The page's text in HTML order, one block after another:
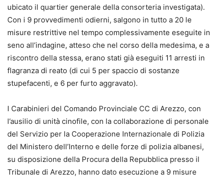
ubicato il quartier generale della consorteria investigata).
Con i 9 provvedimenti odierni, salgono in tutto a 20 le
misure restrittive nel tempo complessivamente eseguite in
seno all’indagine, atteso che nel corso della medesima, e a
riscontro della stessa, erano stati già eseguiti 11 arresti in
flagranza di reato (di cui 5 per spaccio di sostanze
stupefacenti, e 6 per furto aggravato).
I Carabinieri del Comando Provinciale CC di Arezzo, con
l’ausilio di unità cinofile, con la collaborazione di personale
del Servizio per la Cooperazione Internazionale di Polizia
del Ministero dell’Interno e delle forze di polizia albanesi,
su disposizione della Procura della Repubblica presso il
Tribunale di Arezzo, hanno dato esecuzione a 9 misure